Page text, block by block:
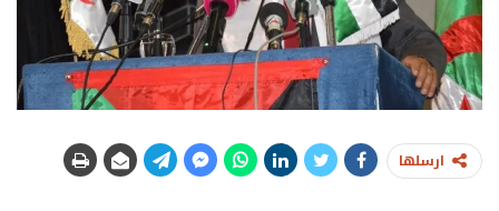
ارسلها